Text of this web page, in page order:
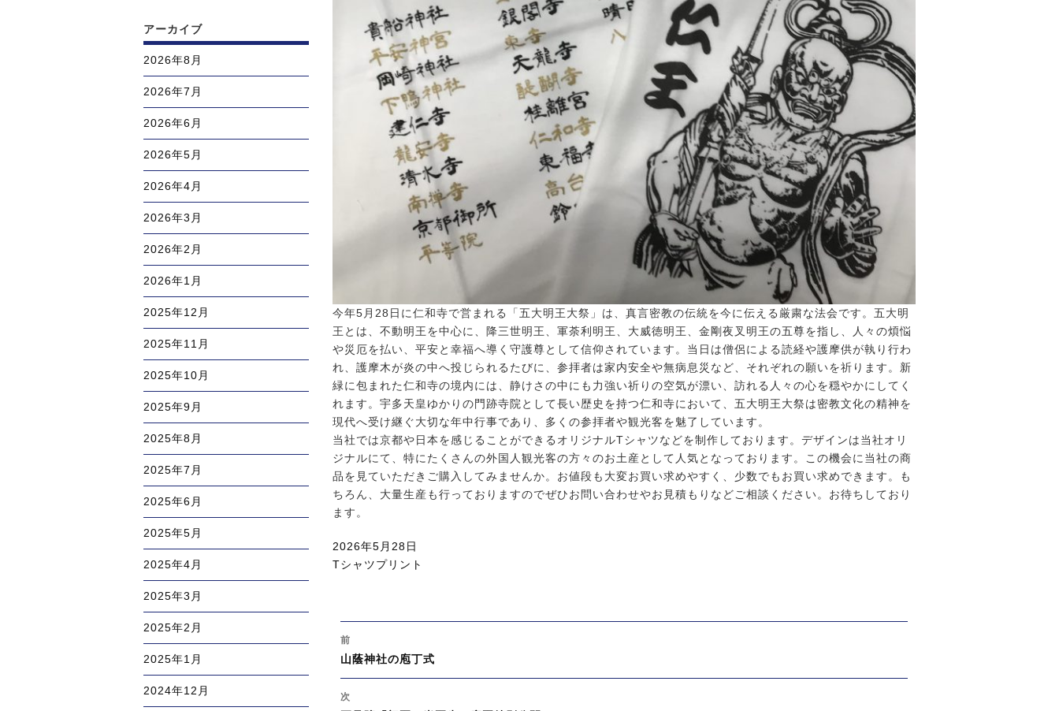
今年5月28日に仁和寺で営まれる「五大明王大祭」は、真言密教の伝統を今に伝える厳粛な法会です。五大明
王とは、不動明王を中心に、降三世明王、軍荼利明王、大威徳明王、金剛夜叉明王の五尊を指し、人々の煩悩
や災厄を払い、平安と幸福へ導く守護尊として信仰されています。当日は僧侶による読経や護摩供が執り行わ
れ、護摩木が炎の中へ投じられるたびに、参拝者は家内安全や無病息災など、それぞれの願いを祈ります。新
緑に包まれた仁和寺の境内には、静けさの中にも力強い祈りの空気が漂い、訪れる人々の心を穏やかにしてく
れます。宇多天皇ゆかりの門跡寺院として長い歴史を持つ仁和寺において、五大明王大祭は密教文化の精神を
現代へ受け継ぐ大切な年中行事であり、多くの参拝者や観光客を魅了しています。
当社では京都や日本を感じることができるオリジナルTシャツなどを制作しております。デザインは当社オリ
ジナルにて、特にたくさんの外国人観光客の方々のお土産として人気となっております。この機会に当社の商
品を見ていただきご購入してみませんか。お値段も大変お買い求めやすく、少数でもお買い求めできます。も
ちろん、大量生産も行っておりますのでぜひお問い合わせやお見積もりなどご相談ください。お待ちしており
ます。
投
稿
2026年5月28日
カ
ー
Tシャツプリント
稿
ナ
ゲ
前
過
去
の
山蔭神社の庖丁式
次
アーカイブ
2026年8月
2026年7月
2026年6月
2026年5月
2026年4月
2026年3月
2026年2月
2026年1月
2025年12月
2025年11月
2025年10月
2025年9月
2025年8月
2025年7月
2025年6月
2025年5月
2025年4月
2025年3月
2025年2月
2025年1月
2024年12月